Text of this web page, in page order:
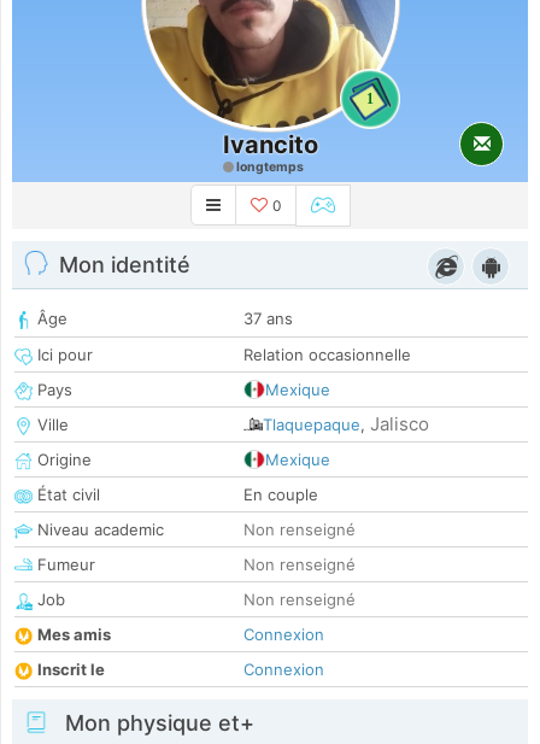
1
Ivancito
longtemps
0
Mon identité
Âge
37 ans
Ici pour
Relation occasionnelle
Pays
Mexique
Ville
Tlaquepaque, Jalisco
Origine
Mexique
État civil
En couple
Niveau academic
Non renseigné
Fumeur
Non renseigné
Job
Non renseigné
Mes amis
Connexion
Inscrit le
Connexion
Mon physique et+